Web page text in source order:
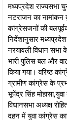
मध्यप्रदेश राज्यसभा
नटराजन का नामांकन
कांग्रेसजनों की
निर्देशानुसार
नरयावली विधान सभा
भारी पुलिस बल और
किया गया। वरिष्ठ
ग्रामीण कांग्रेस के
भूपेंद्र सिंह
विधानसभा अध्यक्ष
दहन में युवा कांग्रेस